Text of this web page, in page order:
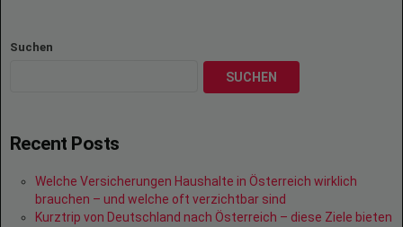
Suchen
SUCHEN
Recent Posts
Welche Versicherungen Haushalte in Österreich wirklich
brauchen – und welche oft verzichtbar sind
Kurztrip von Deutschland nach Österreich – diese Ziele bieten